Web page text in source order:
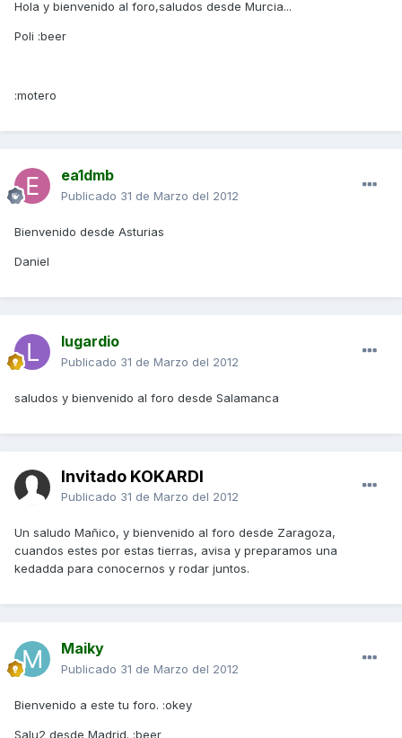
Hola y bienvenido al foro,saludos desde Murcia...
Poli :beer
:motero
ea1dmb
Publicado 31 de Marzo del 2012
Bienvenido desde Asturias
Daniel
lugardio
Publicado 31 de Marzo del 2012
saludos y bienvenido al foro desde Salamanca
Invitado KOKARDI
Publicado 31 de Marzo del 2012
Un saludo Mañico, y bienvenido al foro desde Zaragoza,
cuandos estes por estas tierras, avisa y preparamos una
kedadda para conocernos y rodar juntos.
Maiky
Publicado 31 de Marzo del 2012
Bienvenido a este tu foro. :okey
Salu2 desde Madrid. :beer